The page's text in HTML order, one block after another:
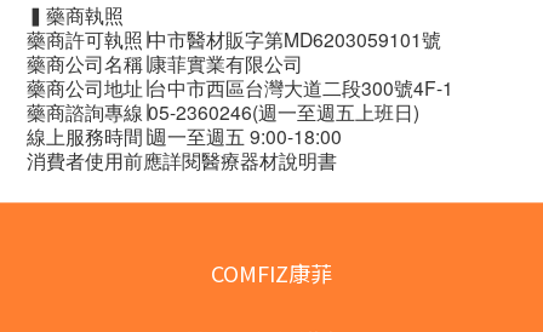
▍藥商執照
藥商許可執照∣中市醫材販字第MD6203059101號
藥商公司名稱∣康菲實業有限公司
藥商公司地址∣台中市西區台灣大道二段300號4F-1
藥商諮詢專線∣05-2360246(週一至週五上班日)
線上服務時間∣週一至週五 9:00-18:00
消費者使用前應詳閱醫療器材說明書
COMFIZ康菲